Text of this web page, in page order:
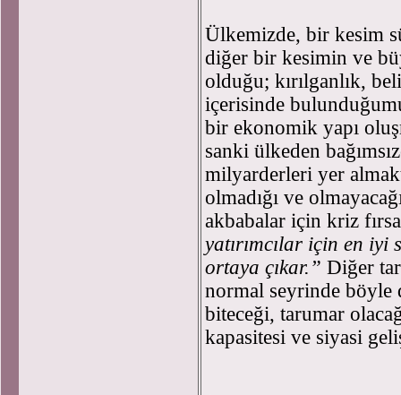
Ülkemizde, bir kesim
diğer bir kesimin ve
olduğu; kırılganlık,
içerisinde
bir ekonomik yapı
sanki ülkeden
milyarderleri yer
olmadığı ve
akbabalar için kriz
yatırımcılar için en iyi
ortaya çıkar.” Diğer
normal seyrinde böyle
biteceği, tarumar
kapasitesi ve siyasi